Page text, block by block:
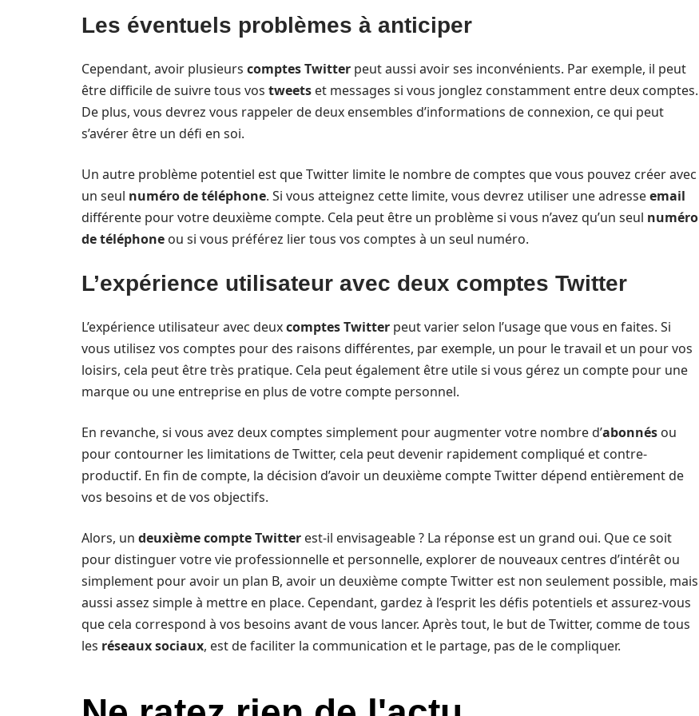
Les éventuels problèmes à anticiper
Cependant, avoir plusieurs comptes Twitter peut aussi avoir ses inconvénients. Par exemple, il peut
être difficile de suivre tous vos tweets et messages si vous jonglez constamment entre deux comptes.
De plus, vous devrez vous rappeler de deux ensembles d’informations de connexion, ce qui peut
s’avérer être un défi en soi.
Un autre problème potentiel est que Twitter limite le nombre de comptes que vous pouvez créer avec
un seul numéro de téléphone. Si vous atteignez cette limite, vous devrez utiliser une adresseemail
différente pour votre deuxième compte. Cela peut être un problème si vous n’avez qu’un seul numéro
de téléphone ou si vous préférez lier tous vos comptes à un seul numéro.
L’expérience utilisateur avec deux comptes Twitter
L’expérience utilisateur avec deuxcomptes Twitter peut varier selon l’usage que vous en faites. Si
vous utilisez vos comptes pour des raisons différentes, par exemple, un pour le travail et un pour vos
loisirs, cela peut être très pratique. Cela peut également être utile si vous gérez un compte pour une
marque ou une entreprise en plus de votre compte personnel.
En revanche, si vous avez deux comptes simplement pour augmenter votre nombre d’abonnés ou
pour contourner les limitations de Twitter, cela peut devenir rapidement compliqué et contre-
productif. En fin de compte, la décision d’avoir un deuxième compte Twitter dépend entièrement de
vos besoins et de vos objectifs.
Alors, un deuxième compte Twitter est-il envisageable ? La réponse est un grand oui. Que ce soit
pour distinguer votre vie professionnelle et personnelle, explorer de nouveaux centres d’intérêt ou
simplement pour avoir un plan B, avoir un deuxième compte Twitter est non seulement possible, mais
aussi assez simple à mettre en place. Cependant, gardez à l’esprit les défis potentiels et assurez-vous
que cela correspond à vos besoins avant de vous lancer. Après tout, le but de Twitter, comme de tous
les réseaux sociaux, est de faciliter la communication et le partage, pas de le compliquer.